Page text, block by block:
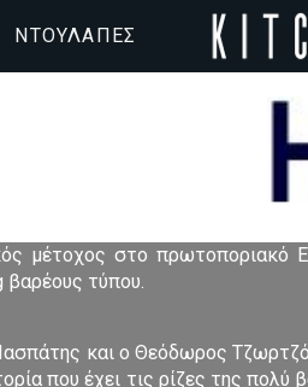
ΝΤΟΥΛΆΠΕΣ
μέτοχος στο πρωτοποριακό
βαρέους τύπου.
και ο Θεόδωρος
που έχει τις ρίζες της πολύ